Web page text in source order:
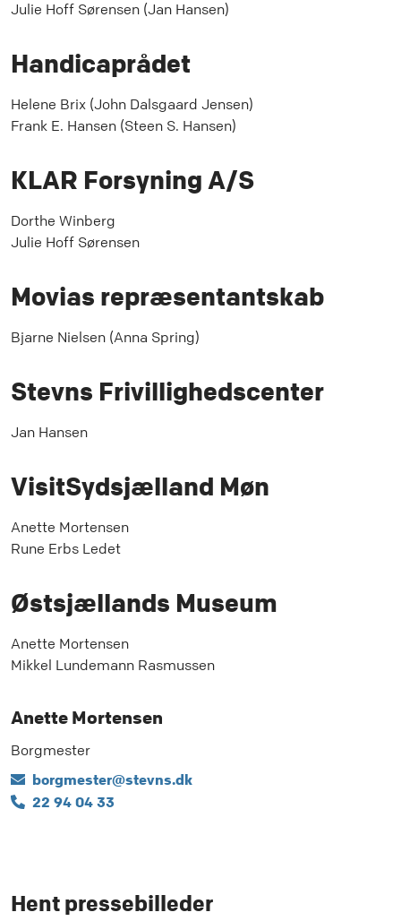
Julie Hoff Sørensen (Jan Hansen)
Handicaprådet
Helene Brix (John Dalsgaard Jensen)
Frank E. Hansen (Steen S. Hansen)
KLAR Forsyning A/S
Dorthe Winberg
Julie Hoff Sørensen
Movias repræsentantskab
Bjarne Nielsen (Anna Spring)
Stevns Frivillighedscenter
Jan Hansen
VisitSydsjælland Møn
Anette Mortensen
Rune Erbs Ledet
Østsjællands Museum
Anette Mortensen
Mikkel Lundemann Rasmussen
Anette Mortensen
Borgmester
borgmester@stevns.dk
22 94 04 33
Hent pressebilleder